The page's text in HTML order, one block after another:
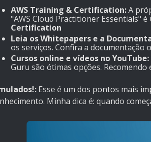
AWS Training & Certification:A
"AWS Cloud Practitioner Essentials"
Certification
Leia os Whitepapers e a
os serviços. Confira a documentação
Cursos online e vídeos no YouTube:
Guru são ótimas opções. Recomendo
Esse é um dos pontos mais
Minha dica é: quando